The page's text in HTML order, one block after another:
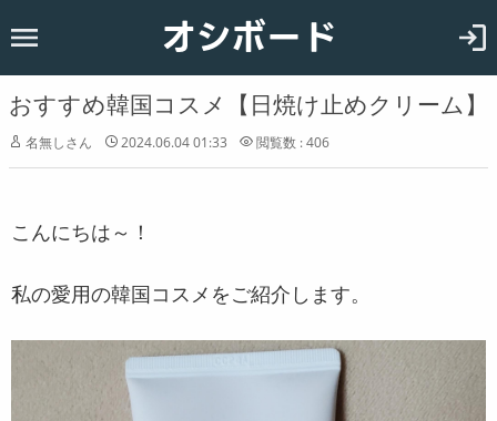
オシボード
おすすめ韓国コスメ【日焼け止めクリーム】
名無しさん 2024.06.04 01:33 閲覧数 : 406
こんにちは～！
私の愛用の韓国コスメをご紹介します。
恋愛
お知らせ